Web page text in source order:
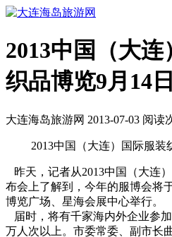
2013中国（大
织品博览9月14
大连海岛旅游网 2013-07-03 阅读
2013中国（大连）国际服装
昨天，记者从2013中国（大连
布会上了解到，今年的服博会将
博览广场、星海会展中心举行。
届时，将有千家海内外企业参
万人次以上。市委常委、副市长